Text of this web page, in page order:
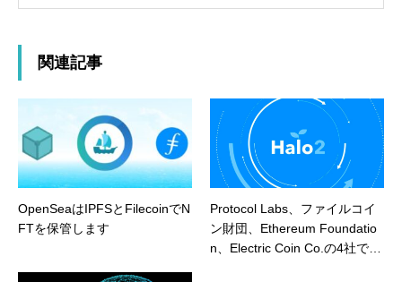
関連記事
OpenSeaはIPFSとFilecoinでN
FTを保管します
Protocol Labs、ファイルコイ
ン財団、Ethereum Foundatio
n、Electric Coin Co.の4社でH